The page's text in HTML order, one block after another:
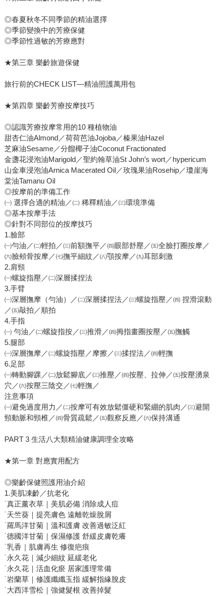
◎春夏秋冬不同季節的精油選擇
◎季節變換中的芳療保健
◎季節性過敏的芳療應對
★第三章 樂齡旅遊保健
旅行前的CHECK LIST—精油照護萬用包
★第四章 樂齡芳療按摩技巧
◎認識芳療按摩常用的10 種植物油
甜杏仁油Almond／荷荷芭油Jojoba／榛果油Hazel
芝麻油Sesame／分餾椰子油Coconut Fractionated
金盞花浸泡油Marigold／聖約翰草油St John’s wort／hypericum
山金車浸泡油Arnica Macerated Oil／玫瑰果油Rosehip／瓊崖海
棠油Tamanu Oil
◎按摩前的準備工作
㈠ 選擇合適的精油／㈡ 稀釋精油／㈢環境準備
◎基本按摩手法
◎針對不同部位的按摩技巧
1.臉部
㈠勻油／㈡輕拍／㈢前額撫平／㈣眼部舒壓／㈤全臉打圈按摩／
㈥臉頰骨按摩／㈦撫平細紋／㈧顎按摩／㈨耳部刺激
2.肩頸
㈠螺旋指壓／㈡深層揉捏法
3.手臂
㈠深層撫摩（勻油）／㈡深層揉捏法／㈢螺旋指壓／㈣ 捏滑滾動
／㈤敲拍／順拍
4.手指
㈠ 勻油／㈡螺旋指按／㈢推滑／㈣拇指畫圈按壓／㈤撫觸
5.腿部
㈠深層撫摩／㈡螺旋指壓／摩擦／㈢揉捏法／㈣輕撫
6.足部
㈠轉動腳踝／㈡放鬆腳底／㈢推壓／㈣按壓、拉伸／㈤按壓湧泉
穴／㈥按壓三陰交／㈦輕撫／
注意事項
㈠避免過度用力／㈡按摩可有效放鬆僵硬和緊綳的肌肉／㈢避開
頸動脈和頸椎／㈣骨質疏鬆／㈤觀察反應／㈥保持溝通
PART 3 生活八大類精油健康調理全攻略
★第一章 對應實用配方
◎樂齡保健照護用油介紹
1.美肌凍齡／抗老化
˙真正薰衣草｜美肌必備 消除成人痘
˙天竺葵｜提亮膚色 遠離乾燥脫屑
˙羅馬洋甘菊｜溫和護膚 改善過敏泛紅
˙德國洋甘菊｜保濕修護 舒緩皮膚乾癢
˙乳香｜肌膚再生 修復疤痕
˙永久花｜減少細紋 延緩老化
˙永久花｜活血化瘀 居家護理常備
˙岩蘭草｜修護纖纖玉指 緩解指緣脫皮
˙大西洋雪松｜強健髮根 改善掉髮